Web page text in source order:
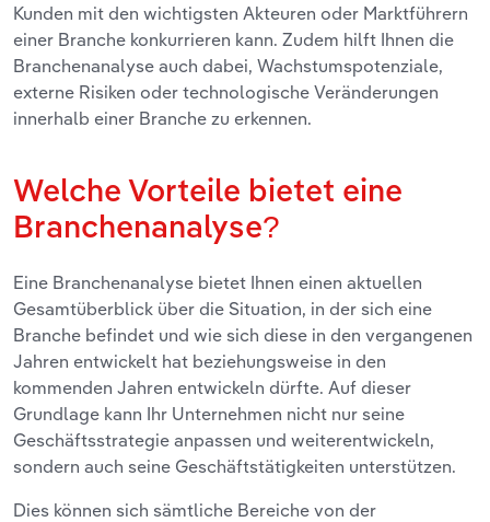
Kunden mit den wichtigsten Akteuren oder Marktführern
einer Branche konkurrieren kann. Zudem hilft Ihnen die
Branchenanalyse auch dabei, Wachstumspotenziale,
externe Risiken oder technologische Veränderungen
innerhalb einer Branche zu erkennen.
Welche Vorteile bietet eine
Branchenanalyse?
Eine Branchenanalyse bietet Ihnen einen aktuellen
Gesamtüberblick über die Situation, in der sich eine
Branche befindet und wie sich diese in den vergangenen
Jahren entwickelt hat beziehungsweise in den
kommenden Jahren entwickeln dürfte. Auf dieser
Grundlage kann Ihr Unternehmen nicht nur seine
Geschäftsstrategie anpassen und weiterentwickeln,
sondern auch seine Geschäftstätigkeiten unterstützen.
Dies können sich sämtliche Bereiche von der